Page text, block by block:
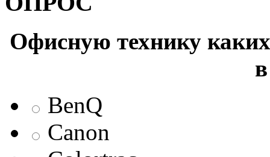
Офисную технику
BenQ
Canon